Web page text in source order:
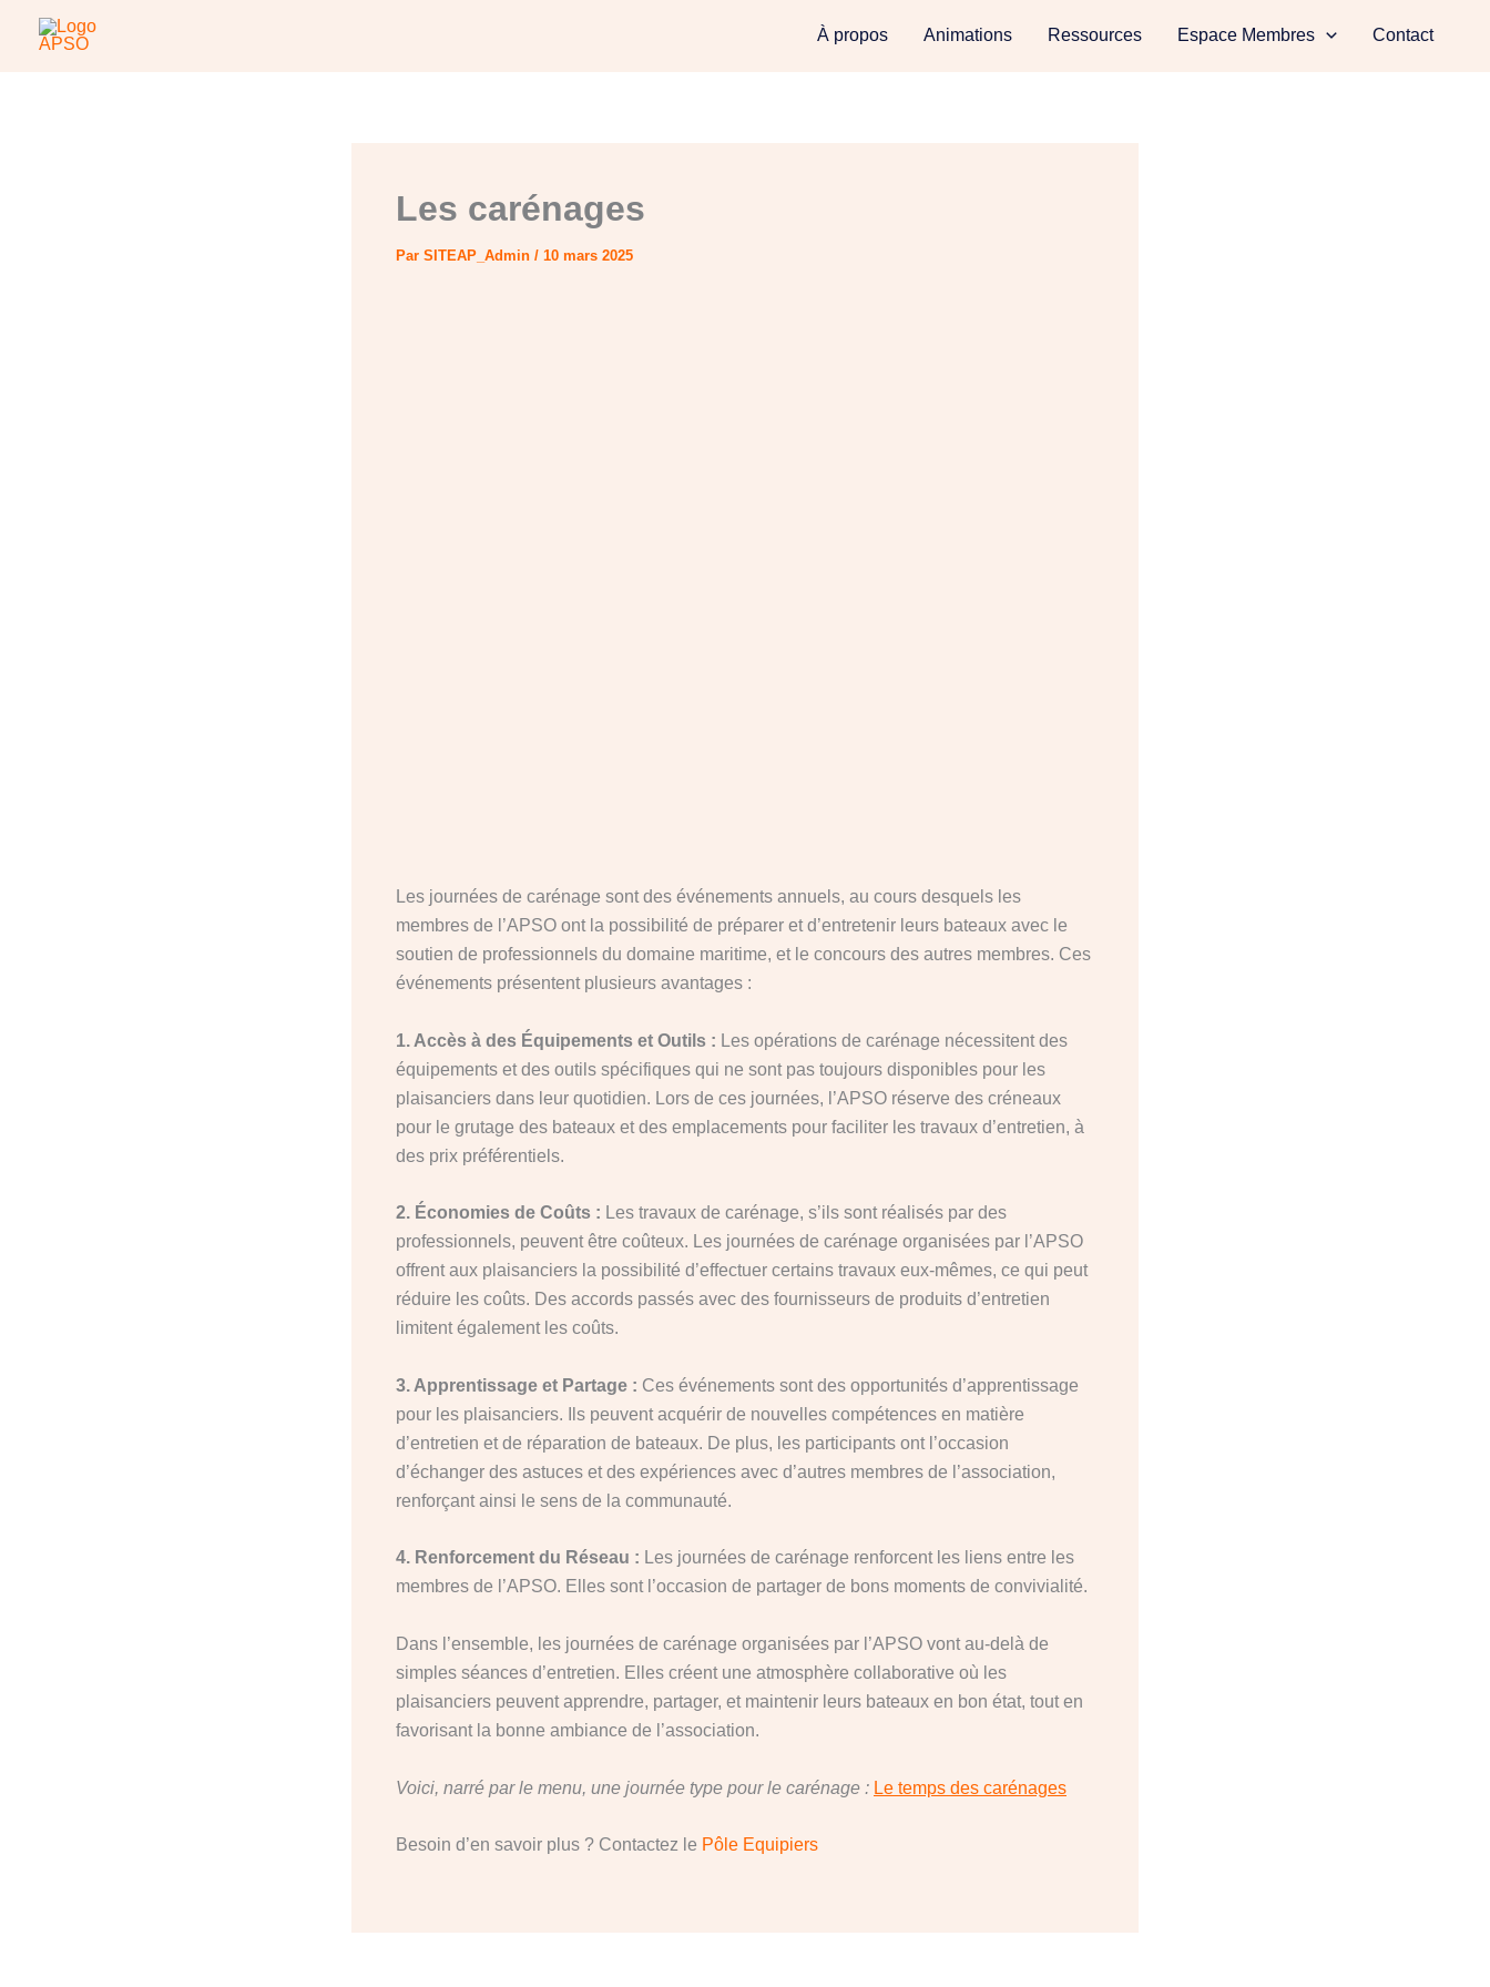
À propos Animations Ressources Espace Membres Contact
Les carénages
Par SITEAP_Admin / 10 mars 2025
Les journées de carénage sont des événements annuels, au cours desquels les
membres de l’APSO ont la possibilité de préparer et d’entretenir leurs bateaux avec le
soutien de professionnels du domaine maritime, et le concours des autres membres. Ces
événements présentent plusieurs avantages :
1. Accès à des Équipements et Outils : Les opérations de carénage nécessitent des
équipements et des outils spécifiques qui ne sont pas toujours disponibles pour les
plaisanciers dans leur quotidien. Lors de ces journées, l’APSO réserve des créneaux
pour le grutage des bateaux et des emplacements pour faciliter les travaux d’entretien, à
des prix préférentiels.
2. Économies de Coûts : Les travaux de carénage, s’ils sont réalisés par des
professionnels, peuvent être coûteux. Les journées de carénage organisées par l’APSO
offrent aux plaisanciers la possibilité d’effectuer certains travaux eux-mêmes, ce qui peut
réduire les coûts. Des accords passés avec des fournisseurs de produits d’entretien
limitent également les coûts.
3. Apprentissage et Partage : Ces événements sont des opportunités d’apprentissage
pour les plaisanciers. Ils peuvent acquérir de nouvelles compétences en matière
d’entretien et de réparation de bateaux. De plus, les participants ont l’occasion
d’échanger des astuces et des expériences avec d’autres membres de l’association,
renforçant ainsi le sens de la communauté.
4. Renforcement du Réseau : Les journées de carénage renforcent les liens entre les
membres de l’APSO. Elles sont l’occasion de partager de bons moments de convivialité.
Dans l’ensemble, les journées de carénage organisées par l’APSO vont au-delà de
simples séances d’entretien. Elles créent une atmosphère collaborative où les
plaisanciers peuvent apprendre, partager, et maintenir leurs bateaux en bon état, tout en
favorisant la bonne ambiance de l’association.
Voici, narré par le menu, une journée type pour le carénage : Le temps des carénages
Besoin d’en savoir plus ? Contactez le Pôle Equipiers